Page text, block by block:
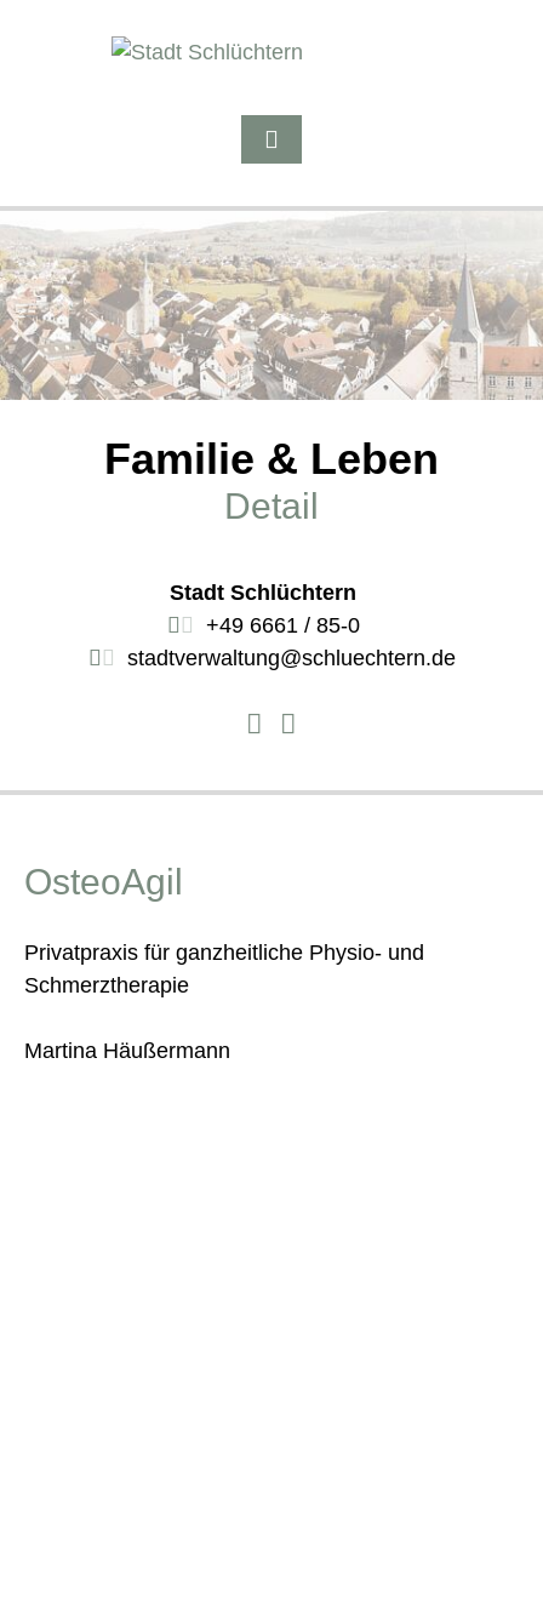
Familie & Leben
Detail
Stadt Schlüchtern
+49 6661 / 85-0
stadtverwaltung@schluechtern.de
OsteoAgil
Privatpraxis für ganzheitliche Physio- und
Schmerztherapie
Martina Häußermann